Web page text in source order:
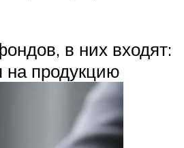
в них входят:
на продукцию